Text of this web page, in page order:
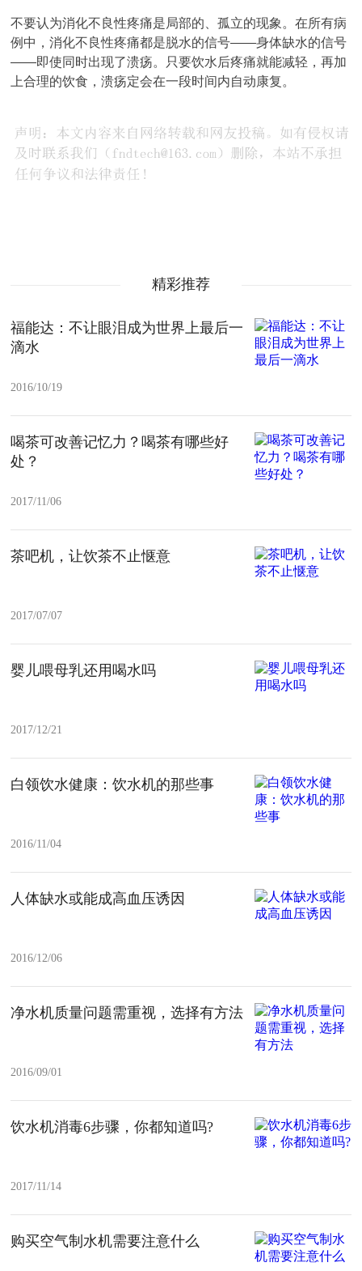
不要认为消化不良性疼痛是局部的、孤立的现象。在所有病
例中，消化不良性疼痛都是脱水的信号――身体缺水的信号
――即使同时出现了溃疡。只要饮水后疼痛就能减轻，再加
上合理的饮食，溃疡定会在一段时间内自动康复。
精彩推荐
福能达：不让眼泪成为世界上最后一
滴水
2016/10/19
喝茶可改善记忆力？喝茶有哪些好
处？
2017/11/06
茶吧机，让饮茶不止惬意
2017/07/07
婴儿喂母乳还用喝水吗
2017/12/21
白领饮水健康：饮水机的那些事
2016/11/04
人体缺水或能成高血压诱因
2016/12/06
净水机质量问题需重视，选择有方法
2016/09/01
饮水机消毒6步骤，你都知道吗?
2017/11/14
购买空气制水机需要注意什么